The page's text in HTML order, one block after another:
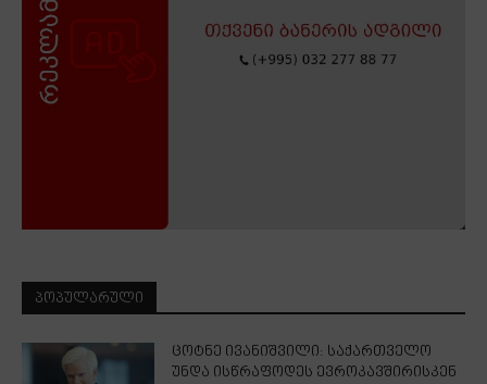
ᲞᲝᲞᲣᲚᲐᲠᲣᲚᲘ
ცოტნე ივანიშვილი: საქართველო
უნდა ისწრაფოდეს ევროკავშირისკენ